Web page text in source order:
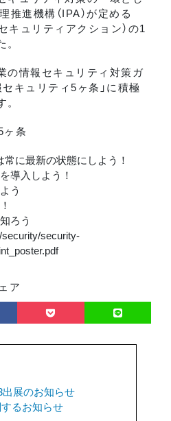
進機構（IPA）が定める
キュリティアクション）の1
の情報セキュリティ対策ガ
キュリティ5ヶ条」に積極
ヶ条
に最新の状態にしよう！
導入しよう！
う
ろう
security-
ア
展のお知らせ
るお知らせ